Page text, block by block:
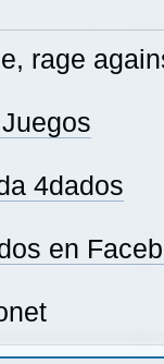
rage
4dados
en